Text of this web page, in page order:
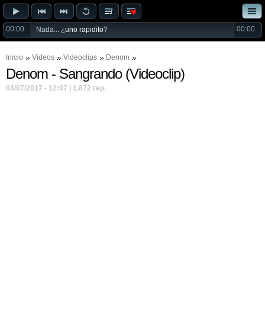
00:00 Nada... ¿uno rapidito? 00:00
Inicio Videos Videoclips Denom
Denom - Sangrando (Videoclip)
04/07/2017 - 12:07 | 1.872 rep.